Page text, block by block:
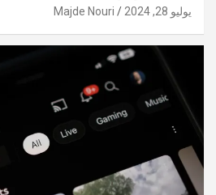
يوليو 28, 2024 Majde Nouri